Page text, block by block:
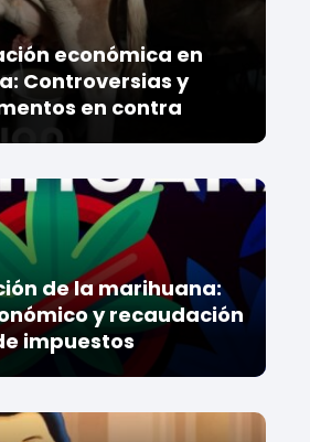
económica en
Controversias y
en contra
de la marihuana:
y recaudación
impuestos